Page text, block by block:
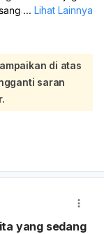
dini atau bila
pada sebagian
implantasi.
haid dan USG
ulang untuk
kehamilan
kehamilan di
dengan dokter
lemas, segera ke
... Lihat Lainnya
di atas
saran
yang sedang